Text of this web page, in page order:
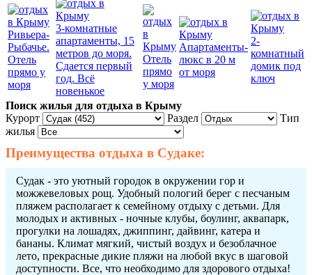
Ривьера-
Рыбачье.
Отель
прямо у
моря
3-комнатные
апартаменты, 15
метров до моря.
Сдается первый
год. Всё
новенькое
Отель
прямо
у моря
Апартаменты-
люкс в 20 м
от моря
2-
комнатный
домик под
ключ
Поиск жилья для отдыха в Крыму
Курорт
Раздел
Тип
жилья
Преимущества отдыха в Судаке:
Судак - это уютный городок в окружении гор и
можжевеловых рощ. Удобный пологий берег с песчаным
пляжем располагает к семейному отдыху с детьми. Для
молодых и активных - ночные клубы, боулинг, аквапарк,
прогулки на лошадях, джиппинг, дайвинг, катера и
бананы. Климат мягкий, чистый воздух и безоблачное
лето, прекрасные дикие пляжи на любой вкус в шаговой
доступности. Все, что необходимо для здорового отдыха!